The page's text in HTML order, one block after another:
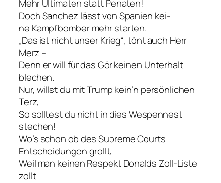
Mehr Ultimaten statt Penaten!
Doch Sanchez lässt von Spanien kei-
ne Kampfbomber mehr starten.
„Das ist nicht unser Krieg“, tönt auch Herr
Merz –
Denn er will für das Gör keinen Unterhalt
blechen.
Nur, willst du mit Trump kein’n persönlichen
Terz,
So solltest du nicht in dies Wespennest
stechen!
Wo’s schon ob des Supreme Courts
Entscheidungen grollt,
Weil man keinen Respekt Donalds Zoll-Liste
zollt.